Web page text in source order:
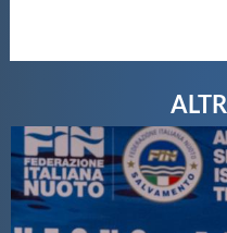
Privacy
Cookie Policy